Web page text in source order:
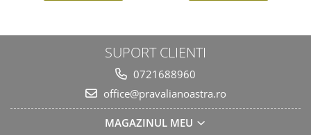
SUPORT CLIENTI
0721688960
office@pravalianoastra.ro
MAGAZINUL MEU